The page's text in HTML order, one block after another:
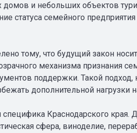
домов и небольших объектов
статуса семейного
тому, что будущий закон
механизма признания
поддержки. Такой подход,
дополнительной нагрузки
Краснодарского края.
сфера, виноделие,